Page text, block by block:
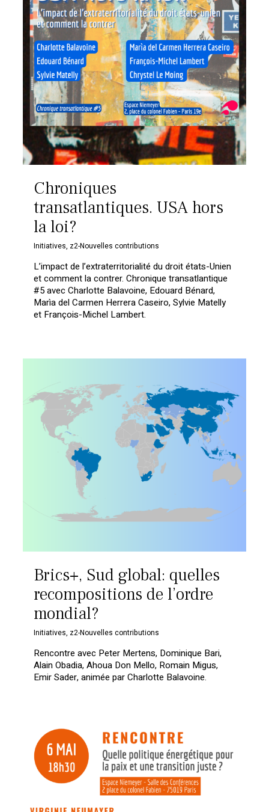
Chroniques
transatlantiques. USA hors
la loi?
Initiatives, z2-Nouvelles contributions
L’impact de l’extraterritorialité du droit états-Unien
et comment la contrer. Chronique transatlantique
#5 avec Charlotte Balavoine, Edouard Bénard,
Marìa del Carmen Herrera Caseiro, Sylvie Matelly
et François-Michel Lambert.
Brics+, Sud global: quelles
recompositions de l’ordre
mondial?
Initiatives, z2-Nouvelles contributions
Rencontre avec Peter Mertens, Dominique Bari,
Alain Obadia, Ahoua Don Mello, Romain Migus,
Emir Sader, animée par Charlotte Balavoine.